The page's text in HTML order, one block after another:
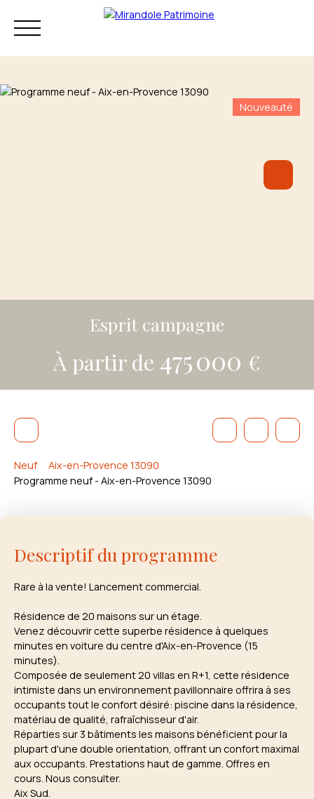
Nouveauté
Esprit campagne
À partir de 475 000 €
Neuf
Aix-en-Provence 13090
Programme neuf - Aix-en-Provence 13090
Descriptif du programme
Rare à la vente! Lancement commercial.
Résidence de 20 maisons sur un étage.
Venez découvrir cette superbe résidence à quelques
minutes en voiture du centre d'Aix-en-Provence (15
minutes).
Composée de seulement 20 villas en R+1, cette résidence
intimiste dans un environnement pavillonnaire offrira à ses
occupants tout le confort désiré: piscine dans la résidence,
matériau de qualité, rafraîchisseur d'air.
Réparties sur 3 bâtiments les maisons bénéficient pour la
plupart d'une double orientation, offrant un confort maximal
aux occupants. Prestations haut de gamme. Offres en
cours. Nous consulter.
Aix Sud.